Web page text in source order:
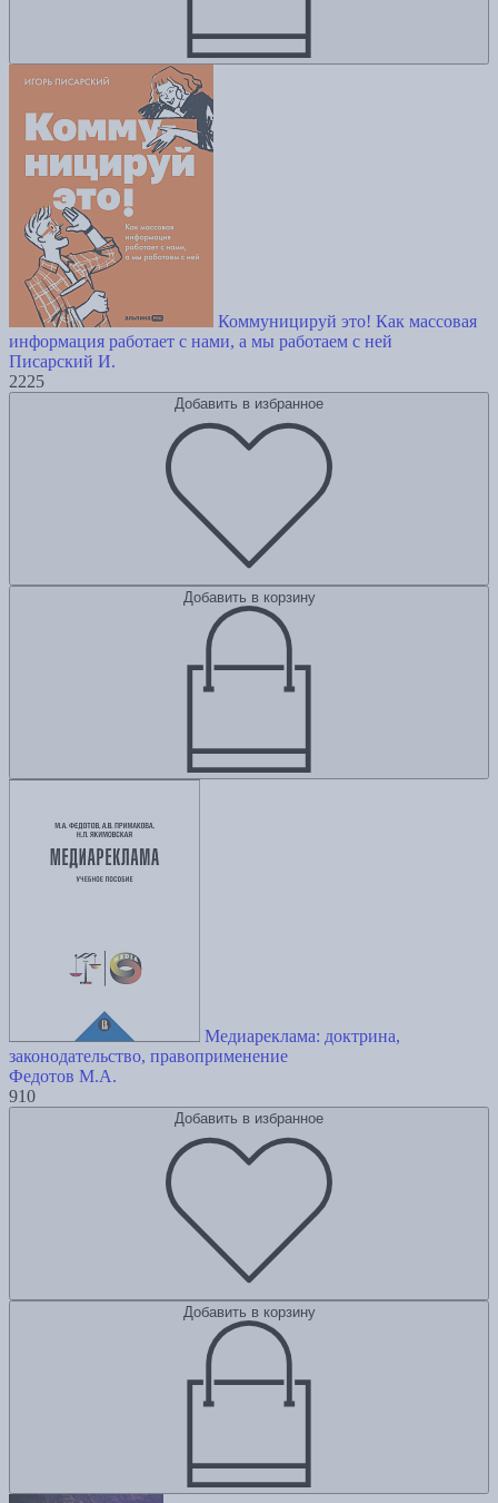
Коммуницируй это! Как массовая
информация работает с нами, а мы работаем с ней
Писарский И.
2225
Добавить в избранное
Добавить в корзину
Медиареклама: доктрина,
законодательство, правоприменение
Федотов М.А.
910
Добавить в избранное
Добавить в корзину